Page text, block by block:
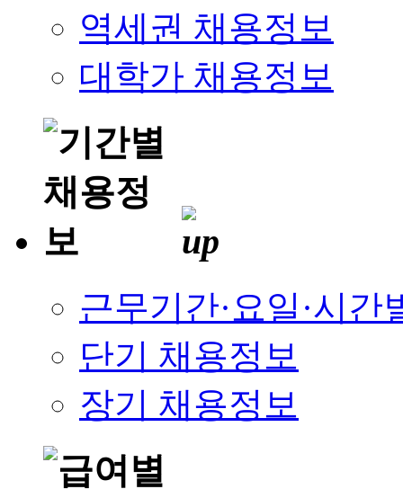
역세권 채용정보
대학가 채용정보
근무기간·요일·시간
단기 채용정보
장기 채용정보